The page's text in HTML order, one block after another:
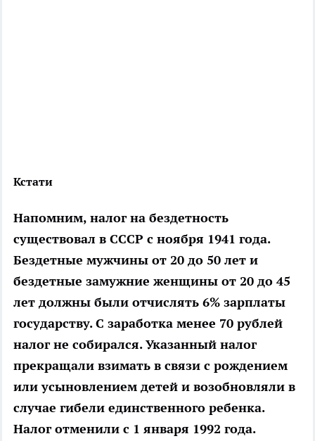
Кстати
Напомним, налог на бездетность
существовал в СССР с ноября 1941 года.
Бездетные мужчины от 20 до 50 лет и
бездетные замужние женщины от 20 до 45
лет должны были отчислять 6% зарплаты
государству. С заработка менее 70 рублей
налог не собирался. Указанный налог
прекращали взимать в связи с рождением
или усыновлением детей и возобновляли в
случае гибели единственного ребенка.
Налог отменили с 1 января 1992 года.